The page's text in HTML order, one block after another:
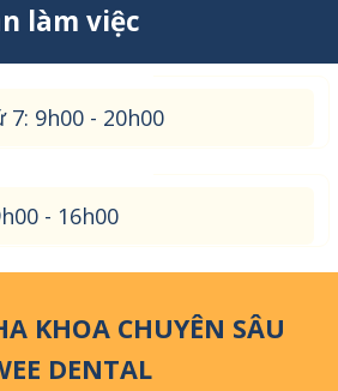
làm việc
7: 9h00 - 20h00
- 16h00
KHOA CHUYÊN SÂU
DENTAL